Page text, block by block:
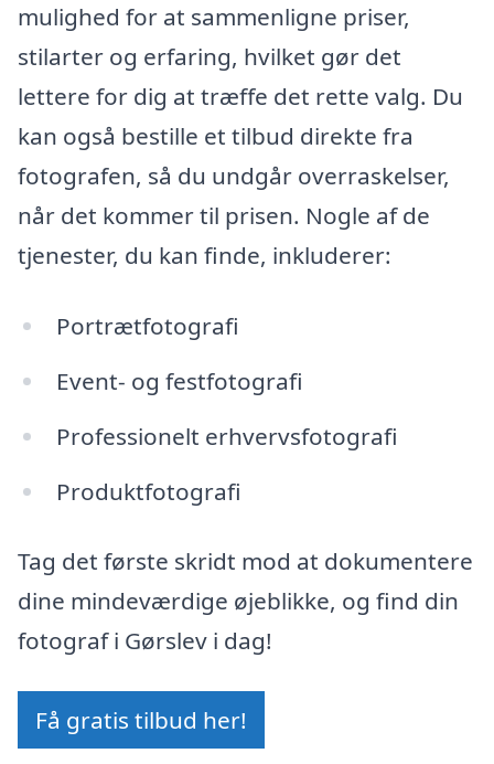
mulighed for at sammenligne priser,
stilarter og erfaring, hvilket gør det
lettere for dig at træffe det rette valg. Du
kan også bestille et tilbud direkte fra
fotografen, så du undgår overraskelser,
når det kommer til prisen. Nogle af de
tjenester, du kan finde, inkluderer:
Portrætfotografi
Event- og festfotografi
Professionelt erhvervsfotografi
Produktfotografi
Tag det første skridt mod at dokumentere
dine mindeværdige øjeblikke, og find din
fotograf i Gørslev i dag!
Få gratis tilbud her!